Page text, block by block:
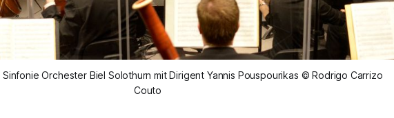
Sinfonie Orchester Biel Solothurn mit Dirigent Yannis Pouspourikas © Rodrigo Carrizo
Couto